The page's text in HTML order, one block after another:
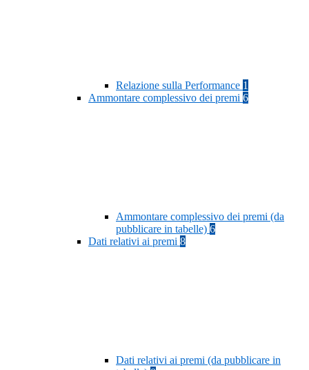
Relazione sulla Performance 1
Ammontare complessivo dei premi 6
Ammontare complessivo dei premi (da
pubblicare in tabelle) 6
Dati relativi ai premi 8
Dati relativi ai premi (da pubblicare in